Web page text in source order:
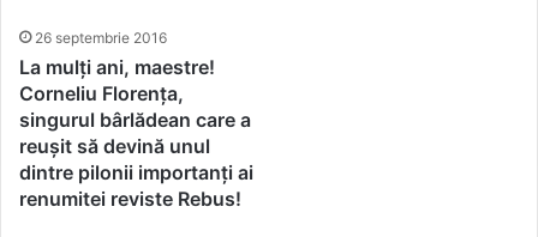
26 septembrie 2016
La mulți ani, maestre!
Corneliu Florența,
singurul bârlădean care a
reușit să devină unul
dintre pilonii importanți ai
renumitei reviste Rebus!